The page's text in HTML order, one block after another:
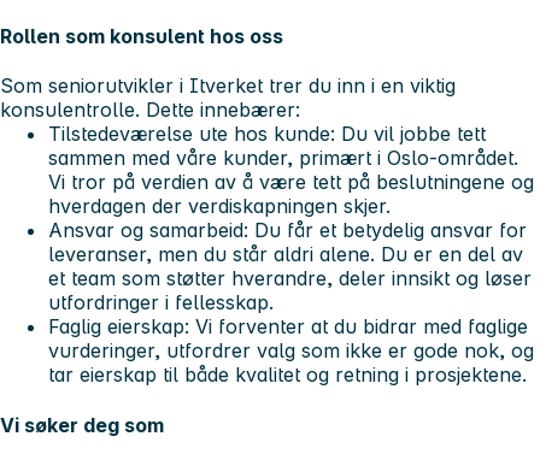
Rollen som konsulent hos oss
Som seniorutvikler i Itverket trer du inn i en viktig
konsulentrolle. Dette innebærer:
Tilstedeværelse ute hos kunde: Du vil jobbe tett
sammen med våre kunder, primært i Oslo-området.
Vi tror på verdien av å være tett på beslutningene og
hverdagen der verdiskapningen skjer.
Ansvar og samarbeid: Du får et betydelig ansvar for
leveranser, men du står aldri alene. Du er en del av
et team som støtter hverandre, deler innsikt og løser
utfordringer i fellesskap.
Faglig eierskap: Vi forventer at du bidrar med faglige
vurderinger, utfordrer valg som ikke er gode nok, og
tar eierskap til både kvalitet og retning i prosjektene.
Vi søker deg som